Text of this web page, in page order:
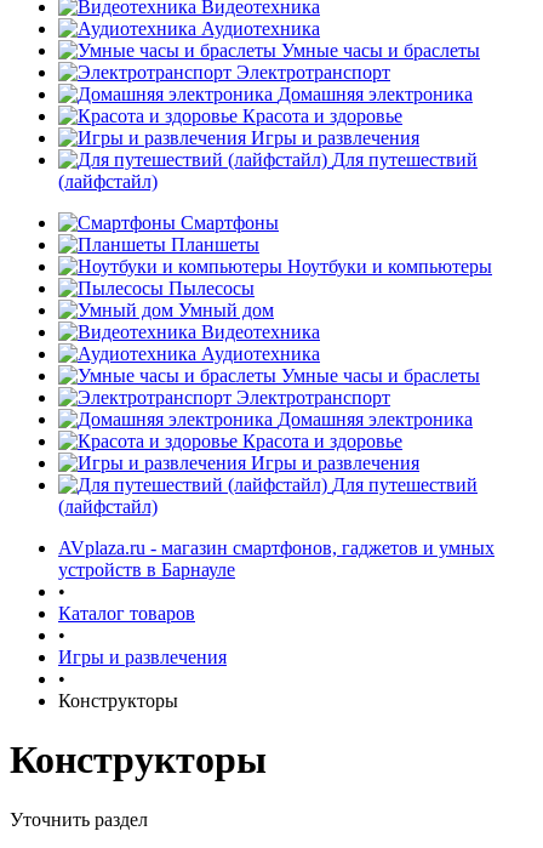
Видеотехника
Аудиотехника
Умные часы и браслеты
Электротранспорт
Домашняя электроника
Красота и здоровье
Игры и развлечения
Для путешествий
(лайфстайл)
Смартфоны
Планшеты
Ноутбуки и компьютеры
Пылесосы
Умный дом
Видеотехника
Аудиотехника
Умные часы и браслеты
Электротранспорт
Домашняя электроника
Красота и здоровье
Игры и развлечения
Для путешествий
(лайфстайл)
AVplaza.ru - магазин смартфонов, гаджетов и умных
устройств в Барнауле
•
Каталог товаров
•
Игры и развлечения
•
Конструкторы
Конструкторы
Уточнить раздел